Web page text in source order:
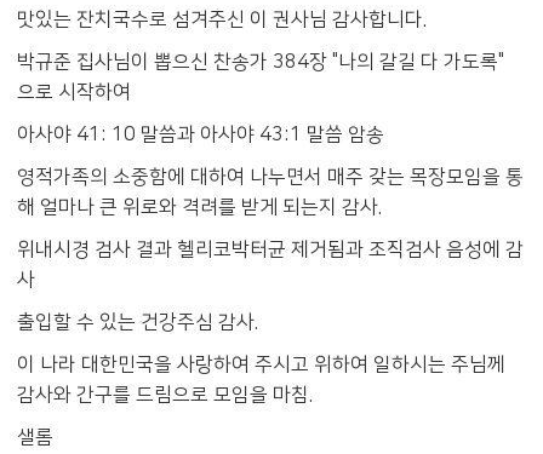
맛있는 잔치국수로 섬겨주신 이 권사님 감사합니다.
박규준 집사님이 뽑으신 찬송가 384장 "나의 갈길 다 가도록"
으로 시작하여
아사야 41: 10 말씀과 아사야 43:1 말씀 암송
영적가족의 소중함에 대하여 나누면서 매주 갖는 목장모임을 통
해 얼마나 큰 위로와 격려를 받게 되는지 감사.
위내시경 검사 결과 헬리코박터균 제거됨과 조직검사 음성에 감
사
출입할 수 있는 건강주심 감사.
이 나라 대한민국을 사랑하여 주시고 위하여 일하시는 주님께
감사와 간구를 드림으로 모임을 마침.
샐롬